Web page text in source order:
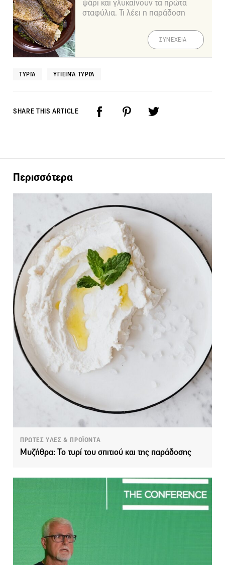
ψάρι και γλυκαίνουν τα πρώτα
σταφύλια. Τι λέει η παράδοση
ΣΥΝΕΧΕΙΑ
ΤΥΡΙΆ ΥΓΙΕΙΝΆ ΤΥΡΙΆ
SHARE THIS ARTICLE
Περισσότερα
ΠΡΩΤΕΣ ΥΛΕΣ & ΠΡΟΪΟΝΤΑ
Μυζήθρα: Το τυρί του σπιτιού και της παράδοσης